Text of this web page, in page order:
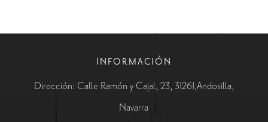
INFORMACIÓN
Dirección: Calle Ramón y Cajal, 23, 31261,Andosilla,
Navarra